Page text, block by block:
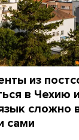
из
в Чехию
сложно
сами